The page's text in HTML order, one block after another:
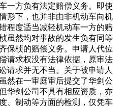
一方负有法定赔偿义务。即使
形下，也并非由非机动车向机
程度适当减轻机动车一方的赔
虽然均对事故的发生负有同等
保桢的赔偿义务。申请人代位
请求权没有法律依据，原审法
请求并无不当。关于被申请人
然在一审庭审后提交了华剑公
华剑公司不具有相应资质，亦
、制动等方面的检测，仅凭车